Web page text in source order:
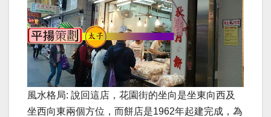
風水格局: 說回這店，花園街的坐向是坐東向西及
坐西向東兩個方位，而餅店是1962年起建完成，為